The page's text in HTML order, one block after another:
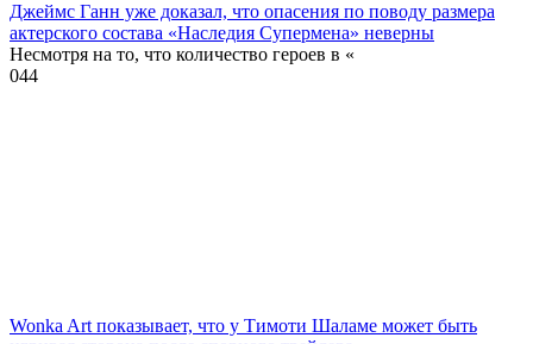
Джеймс Ганн уже доказал, что опасения по поводу размера
актерского состава «Наследия Супермена» неверны
Несмотря на то, что количество героев в «
044
Wonka Art показывает, что у Тимоти Шаламе может быть